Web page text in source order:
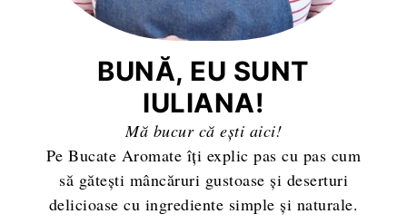
BUNĂ, EU SUNT
IULIANA!
Mă bucur că ești aici!
Pe Bucate Aromate îți explic pas cu pas cum
să gătești mâncăruri gustoase și deserturi
delicioase cu ingrediente simple și naturale.